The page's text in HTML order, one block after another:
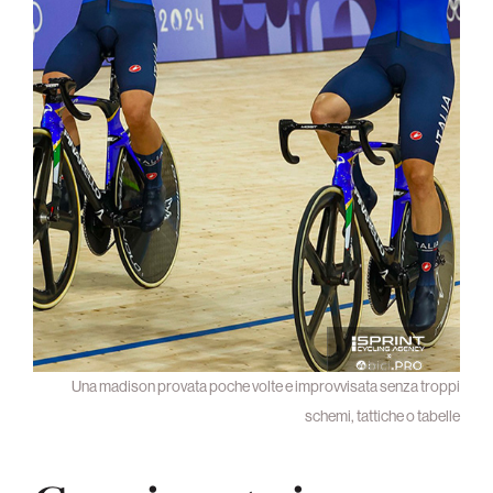
Una madison provata poche volte e improvvisata senza troppi
schemi, tattiche o tabelle